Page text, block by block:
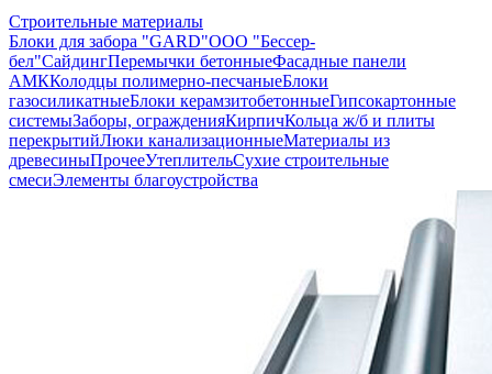
Строительные материалы
Блоки для забора "GARD"ООО "Бессер-
бел"СайдингПеремычки бетонныеФасадные панели
АМККолодцы полимерно-песчаныеБлоки
газосиликатныеБлоки керамзитобетонныеГипсокартонные
системыЗаборы, огражденияКирпичКольца ж/б и плиты
перекрытийЛюки канализационныеМатериалы из
древесиныПрочееУтеплительСухие строительные
смесиЭлементы благоустройства